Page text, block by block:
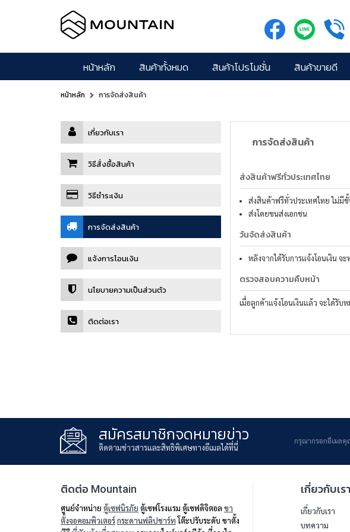
หน้าหลัก สินค้าทั้งหมด สินค้าโปรโมชั่น สินค้าขายดี
หน้าหลัก การจัดส่งสินค้า
เกี่ยวกับเรา
วิธีสั่งซื้อสินค้า
วิธีชำระเงิน
การจัดส่งสินค้า
แจ้งการโอนเงิน
นโยบายความเป็นส่วนตัว
ติดต่อเรา
การจัดส่งสินค้า
ส่งสินค้าฟรีทั่วประเทศไทย
ส่งสินค้าฟรีทั่วประเทศไทย ไม่มี
ส่งโดยขนส่งเอกชน
วันจัดส่งสินค้า
หลังจากได้รับการแจ้งโอนเงิน
ตรวจสอบความคืบหน้า
เมื่อลูกค้าแจ้งโอนเงินแล้ว จะได้รั
สมัครสมาชิกจดหมายข่าว
ติดตามข่าวสารและสิทธิพิเศษทางอีเมลได้ที่นี่
ติดต่อ Mountain
ศูนย์จำหน่าย ตู้เซฟนิรภัย ตู้เซฟโรงแรม ตู้เซฟดิจิตอล ขา
ตั้งจอคอมพิวเตอร์กระดานฟลิปชาร์ทโต๊ะปรับระดับ ขาตั้ง
เกี่ยวกับเ
เกี่ยวกับเรา
บทความ